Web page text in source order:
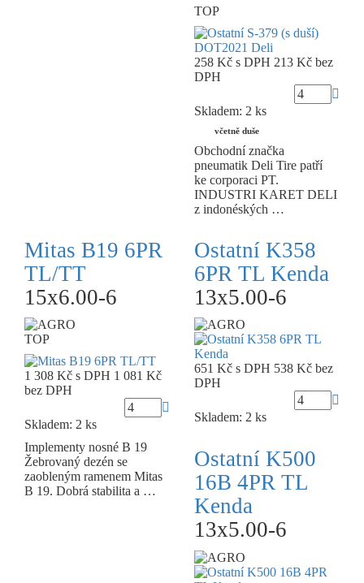
TOP
258 Kč s DPH 213 Kč bez
DPH
Skladem: 2 ks
včetně duše
Obchodní značka
pneumatik Deli Tire patří
ke corporaci PT.
INDUSTRI KARET DELI
z indonéských …
Mitas B19 6PR
TL/TT
15x6.00-6
TOP
1 308 Kč s DPH 1 081 Kč
bez DPH
Skladem: 2 ks
Implementy nosné B 19
Žebrovaný dezén se
zaobleným ramenem Mitas
B 19. Dobrá stabilita a …
Ostatní K358
6PR TL Kenda
13x5.00-6
651 Kč s DPH 538 Kč bez
DPH
Skladem: 2 ks
Ostatní K500
16B 4PR TL
Kenda
13x5.00-6